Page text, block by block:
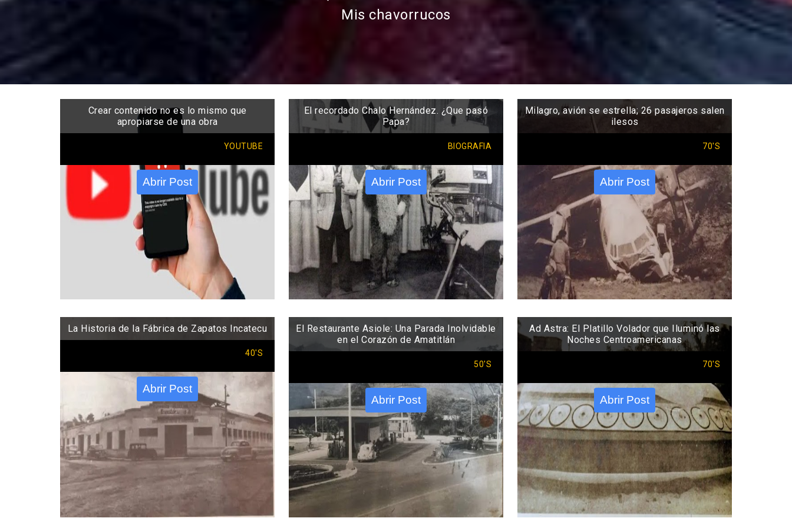
Mis chavorrucos
Crear contenido no es lo mismo que
apropiarse de una obra
YOUTUBE
Abrir Post
El recordado Chalo Hernández. ¿Que pasó
Papa?
BIOGRAFIA
Abrir Post
Milagro, avión se estrella; 26 pasajeros salen
ilesos
70'S
Abrir Post
La Historia de la Fábrica de Zapatos Incatecu
40'S
Abrir Post
El Restaurante Asiole: Una Parada Inolvidable
en el Corazón de Amatitlán
50'S
Abrir Post
Ad Astra: El Platillo Volador que Iluminó las
Noches Centroamericanas
70'S
Abrir Post